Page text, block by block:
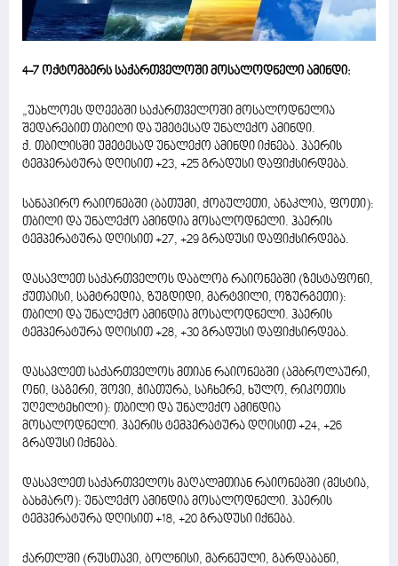
4-7 ოქტომბერს საქართველოში მოსალოდნელი ამინდი:
„უახლოეს დღეებში საქართველოში მოსალოდნელია
შედარებით თბილი და უმეტესად უნალექო ამინდი.
ქ. თბილისში უმეტესად უნალექო ამინდი იქნება. ჰაერის
ტემპერატურა დღისით +23, +25 გრადუსი დაფიქსირდება.
სანაპირო რაიონებში (ბათუმი, ქობულეთი, ანაკლია, ფოთი):
თბილი და უნალექო ამინდია მოსალოდნელი. ჰაერის
ტემპერატურა დღისით +27, +29 გრადუსი დაფიქსირდება.
დასავლეთ საქართველოს დაბლობ რაიონებში (ზესტაფონი,
ქუთაისი, სამტრედია, ზუგდიდი, მარტვილი, ოზურგეთი):
თბილი და უნალექო ამინდია მოსალოდნელი. ჰაერის
ტემპერატურა დღისით +28, +30 გრადუსი დაფიქსირდება.
დასავლეთ საქართველოს მთიან რაიონებში (ამბროლაური,
ონი, ცაგერი, შოვი, ჭიათურა, საჩხერე, ხულო, რიკოთის
უღელტეხილი): თბილი და უნალექო ამინდია
მოსალოდნელი. ჰაერის ტემპერატურა დღისით +24, +26
გრადუსი იქნება.
დასავლეთ საქართველოს მაღალმთიან რაიონებში (მესტია,
ბახმარო): უნალექო ამინდია მოსალოდნელი. ჰაერის
ტემპერატურა დღისით +18, +20 გრადუსი იქნება.
ქართლში (რუსთავი, ბოლნისი, მარნეული, გარდაბანი,